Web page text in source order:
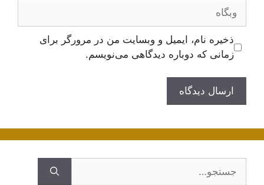
وبگاه
ذخیره نام، ایمیل و وبسایت من در مرورگر برای
زمانی که دوباره دیدگاهی می‌نویسم.